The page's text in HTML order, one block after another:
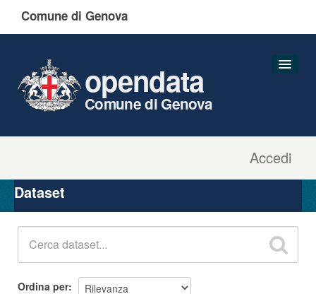
Comune di Genova
Accedi
opendata
Comune di Genova
Organizzazioni
Gruppi
Dataset
Ordina per